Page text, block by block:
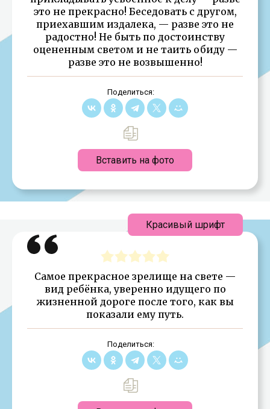
это не прекрасно! Беседовать с другом,
приехавшим издалека, — разве это не
радостно! Не быть по достоинству
оцененным светом и не таить обиду —
разве это не возвышенно!
Поделиться:
Вставить на фото
Самое прекрасное зрелище на свете —
вид ребёнка, уверенно идущего по
жизненной дороге после того, как вы
показали ему путь.
Поделиться:
Красивый шрифт